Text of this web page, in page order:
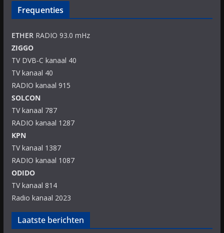
Frequenties
ETHERRADIO 93.0 mHz
ZIGGO
TV DVB-C kanaal 40
TV kanaal 40
RADIO kanaal 915
SOLCON
TV kanaal 787
RADIO kanaal 1287
KPN
TV kanaal 1387
RADIO kanaal 1087
ODIDO
TV kanaal 814
Radio kanaal 2023
Laatste berichten